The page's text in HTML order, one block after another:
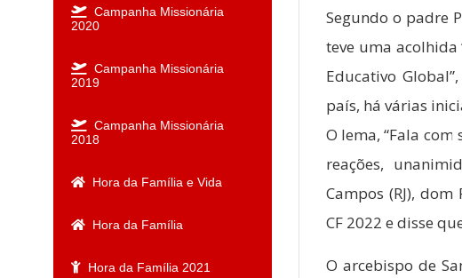
Campanha Missionária
2020
Campanha Missionária
2019
Campanha Missionária
2018
Hora da Família e Vida
Hora da Família
Hora da Família 2021
Segundo o padre
teve uma acolhida
Educativo
país, há várias
O lema, “Fala
reações,
Campos (RJ),
CF 2022 e disse
O arcebispo de